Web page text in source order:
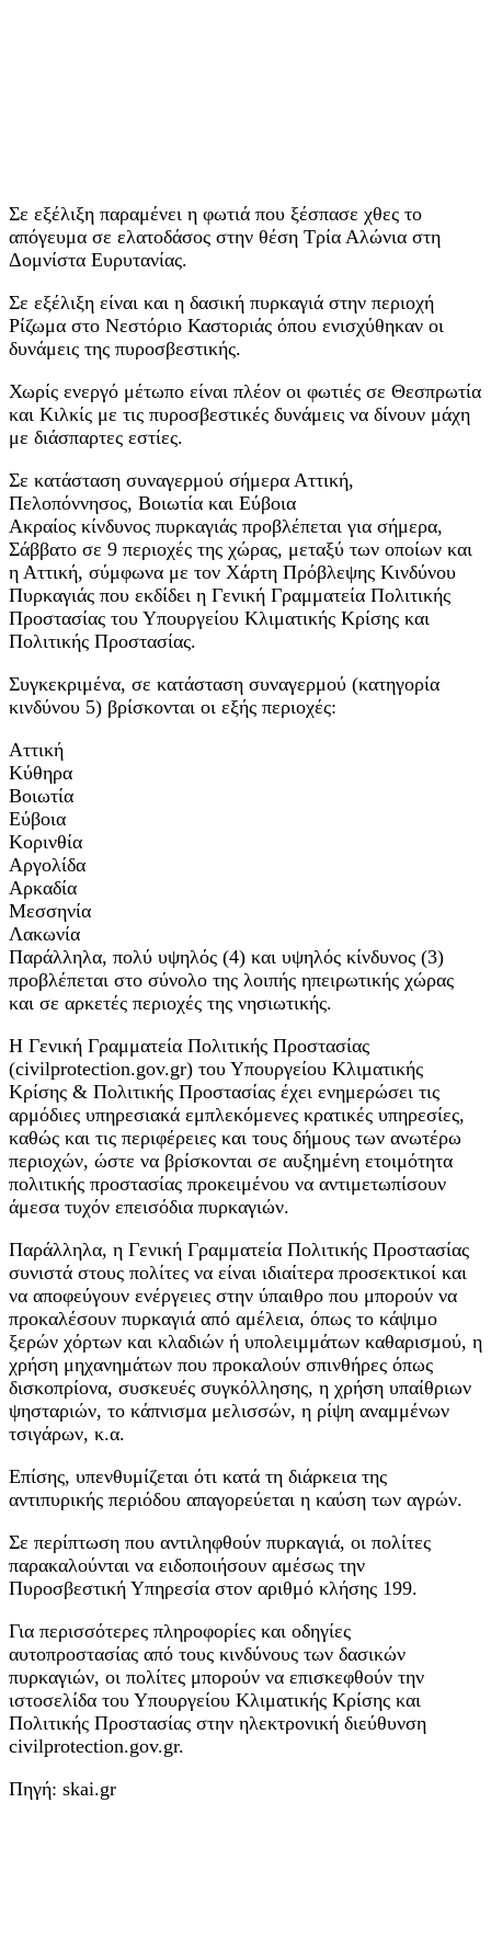
Σε εξέλιξη παραμένει η φωτιά που ξέσπασε χθες το
απόγευμα σε ελατοδάσος στην θέση Τρία Αλώνια στη
Δομνίστα Ευρυτανίας.
Σε εξέλιξη είναι και η δασική πυρκαγιά στην περιοχή
Ρίζωμα στο Νεστόριο Καστοριάς όπου ενισχύθηκαν οι
δυνάμεις της πυροσβεστικής.
Χωρίς ενεργό μέτωπο είναι πλέον οι φωτιές σε Θεσπρωτία
και Κιλκίς με τις πυροσβεστικές δυνάμεις να δίνουν μάχη
με διάσπαρτες εστίες.
Σε κατάσταση συναγερμού σήμερα Αττική,
Πελοπόννησος, Βοιωτία και Εύβοια
Ακραίος κίνδυνος πυρκαγιάς προβλέπεται για σήμερα,
Σάββατο σε 9 περιοχές της χώρας, μεταξύ των οποίων και
η Αττική, σύμφωνα με τον Χάρτη Πρόβλεψης Κινδύνου
Πυρκαγιάς που εκδίδει η Γενική Γραμματεία Πολιτικής
Προστασίας του Υπουργείου Κλιματικής Κρίσης και
Πολιτικής Προστασίας.
Συγκεκριμένα, σε κατάσταση συναγερμού (κατηγορία
κινδύνου 5) βρίσκονται οι εξής περιοχές:
Αττική
Κύθηρα
Βοιωτία
Εύβοια
Κορινθία
Αργολίδα
Αρκαδία
Μεσσηνία
Λακωνία
Παράλληλα, πολύ υψηλός (4) και υψηλός κίνδυνος (3)
προβλέπεται στο σύνολο της λοιπής ηπειρωτικής χώρας
και σε αρκετές περιοχές της νησιωτικής.
Η Γενική Γραμματεία Πολιτικής Προστασίας
(civilprotection.gov.gr) του Υπουργείου Κλιματικής
Κρίσης & Πολιτικής Προστασίας έχει ενημερώσει τις
αρμόδιες υπηρεσιακά εμπλεκόμενες κρατικές υπηρεσίες,
καθώς και τις περιφέρειες και τους δήμους των ανωτέρω
περιοχών, ώστε να βρίσκονται σε αυξημένη ετοιμότητα
πολιτικής προστασίας προκειμένου να αντιμετωπίσουν
άμεσα τυχόν επεισόδια πυρκαγιών.
Παράλληλα, η Γενική Γραμματεία Πολιτικής Προστασίας
συνιστά στους πολίτες να είναι ιδιαίτερα προσεκτικοί και
να αποφεύγουν ενέργειες στην ύπαιθρο που μπορούν να
προκαλέσουν πυρκαγιά από αμέλεια, όπως το κάψιμο
ξερών χόρτων και κλαδιών ή υπολειμμάτων καθαρισμού, η
χρήση μηχανημάτων που προκαλούν σπινθήρες όπως
δισκοπρίονα, συσκευές συγκόλλησης, η χρήση υπαίθριων
ψησταριών, το κάπνισμα μελισσών, η ρίψη αναμμένων
τσιγάρων, κ.α.
Επίσης, υπενθυμίζεται ότι κατά τη διάρκεια της
αντιπυρικής περιόδου απαγορεύεται η καύση των αγρών.
Σε περίπτωση που αντιληφθούν πυρκαγιά, οι πολίτες
παρακαλούνται να ειδοποιήσουν αμέσως την
Πυροσβεστική Υπηρεσία στον αριθμό κλήσης 199.
Για περισσότερες πληροφορίες και οδηγίες
αυτοπροστασίας από τους κινδύνους των δασικών
πυρκαγιών, οι πολίτες μπορούν να επισκεφθούν την
ιστοσελίδα του Υπουργείου Κλιματικής Κρίσης και
Πολιτικής Προστασίας στην ηλεκτρονική διεύθυνση
civilprotection.gov.gr.
Πηγή: skai.gr